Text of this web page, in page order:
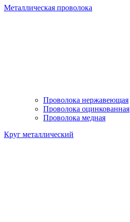
Металлическая проволока
Проволока нержавеющая
Проволока оцинкованная
Проволока медная
Круг металлический